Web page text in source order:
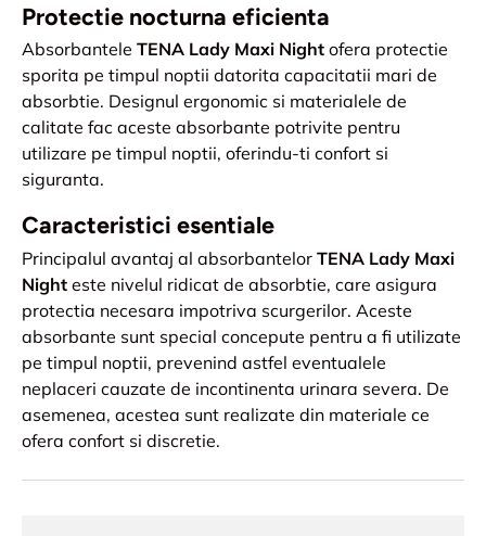
Protectie nocturna eficienta
Absorbantele TENA Lady Maxi Night ofera protectie
sporita pe timpul noptii datorita capacitatii mari de
absorbtie. Designul ergonomic si materialele de
calitate fac aceste absorbante potrivite pentru
utilizare pe timpul noptii, oferindu-ti confort si
siguranta.
Caracteristici esentiale
Principalul avantaj al absorbantelor TENA Lady Maxi
Night este nivelul ridicat de absorbtie, care asigura
protectia necesara impotriva scurgerilor. Aceste
absorbante sunt special concepute pentru a fi utilizate
pe timpul noptii, prevenind astfel eventualele
neplaceri cauzate de incontinenta urinara severa. De
asemenea, acestea sunt realizate din materiale ce
ofera confort si discretie.